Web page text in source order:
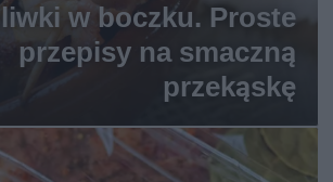
w boczku. Proste
przepisy na smaczną
przekąskę